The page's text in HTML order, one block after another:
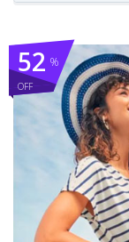
%
OFF
52